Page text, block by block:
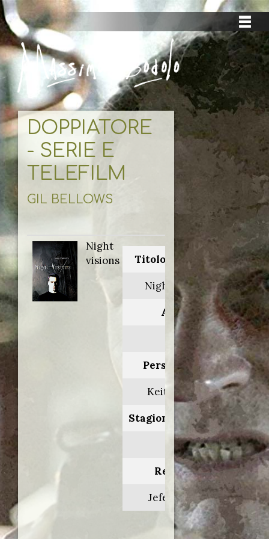
DOPPIATORE
- SERIE E
TELEFILM
GIL BELLOWS
Night
visions
Titolo originale:
Night visions
Anno:
2001
Personaggio:
Keith Miller
Stagione.Episodio:
1.2
Regia di:
Jefery Levy